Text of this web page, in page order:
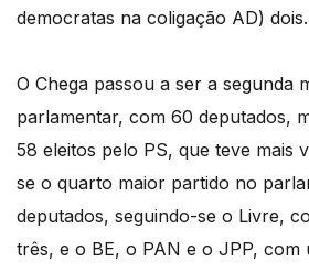
democratas na coligação AD) dois.
O Chega passou a ser a segunda
parlamentar, com 60 deputados,
58 eleitos pelo PS, que teve mais
se o quarto maior partido no
deputados, seguindo-se o Livre,
três, e o BE, o PAN e o JPP, com